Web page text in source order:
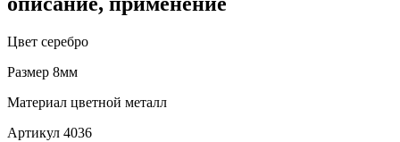
Цвет серебро
Размер 8мм
Материал цветной металл
Артикул 4036